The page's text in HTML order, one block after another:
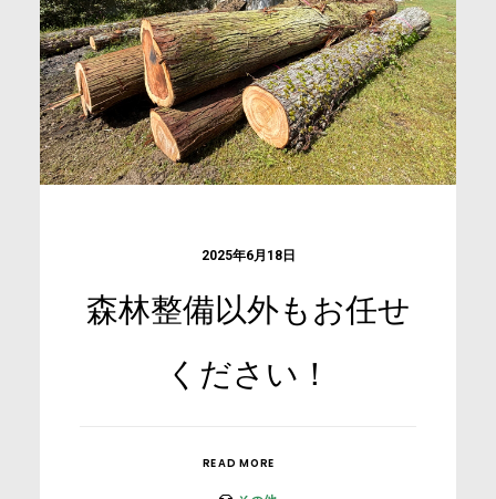
2025年6月18日
森林整備以外もお任せ
ください！
READ MORE